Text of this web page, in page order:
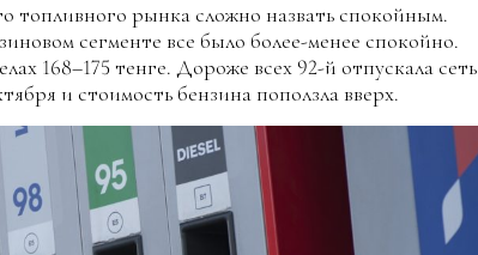
топливного рынка сложно назвать спокойным.
сегменте все было более-менее спокойно.
168–175 тенге. Дороже всех 92-й отпускала сеть
и стоимость бензина поползла вверх.